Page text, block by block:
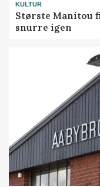
KULTUR
Største Manitou
snurre igen